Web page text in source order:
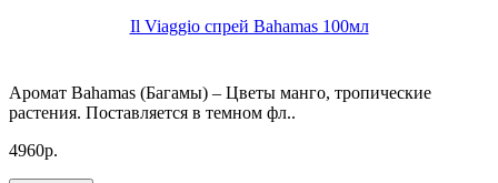
Il Viaggio спрей Bahamas 100мл
Аромат Bahamas (Багамы) – Цветы манго, тропические
растения. Поставляется в темном фл..
4960р.